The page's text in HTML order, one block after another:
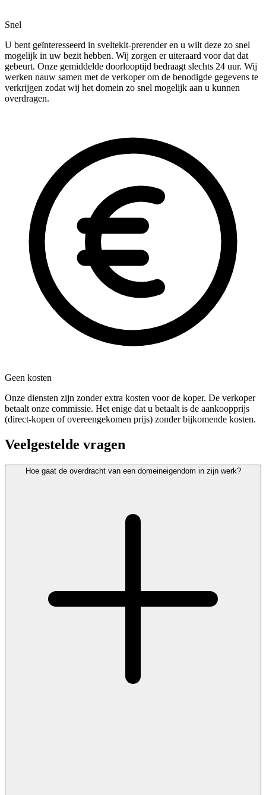
Snel
U bent geïnteresseerd in sveltekit-prerender en u wilt deze zo snel
mogelijk in uw bezit hebben. Wij zorgen er uiteraard voor dat dat
gebeurt. Onze gemiddelde doorlooptijd bedraagt slechts 24 uur. Wij
werken nauw samen met de verkoper om de benodigde gegevens te
verkrijgen zodat wij het domein zo snel mogelijk aan u kunnen
overdragen.
Geen kosten
Onze diensten zijn zonder extra kosten voor de koper. De verkoper
betaalt onze commissie. Het enige dat u betaalt is de aankoopprijs
(direct-kopen of overeengekomen prijs) zonder bijkomende kosten.
Veelgestelde vragen
Hoe gaat de overdracht van een domeineigendom in zijn werk?